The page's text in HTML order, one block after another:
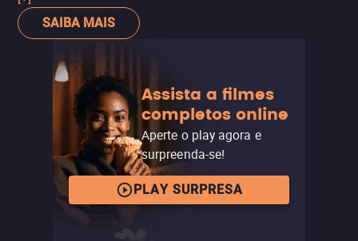
(embora ambos os personagens lidem muito bem com a
situação). O personagem de Keery tem grande relevância
que Ryan Reynolds é um personagem secundário que
acaba tomando o controle de sua narrativa.
SAIBA MAIS
Assista a filmes
completos online
Aperte o play agora e
surpreenda-se!
PLAY SURPRESA